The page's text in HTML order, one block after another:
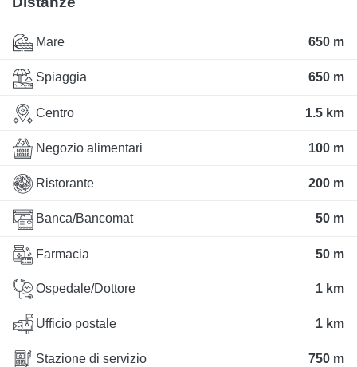
Mare 650 m
Spiaggia 650 m
Centro 1.5 km
Negozio alimentari 100 m
Ristorante 200 m
Banca/Bancomat 50 m
Farmacia 50 m
Ospedale/Dottore 1 km
Ufficio postale 1 km
Stazione di servizio 750 m